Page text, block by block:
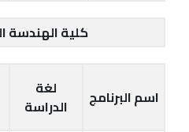
كلية الهندسة
اسم البرنامج
لغة
الدراسة